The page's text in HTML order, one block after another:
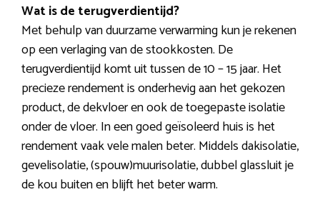
Wat is de terugverdientijd?
Met behulp van duurzame verwarming kun je rekenen
op een verlaging van de stookkosten. De
terugverdientijd komt uit tussen de 10 – 15 jaar. Het
precieze rendement is onderhevig aan het gekozen
product, de dekvloer en ook de toegepaste isolatie
onder de vloer. In een goed geïsoleerd huis is het
rendement vaak vele malen beter. Middels dakisolatie,
gevelisolatie, (spouw)muurisolatie, dubbel glassluit je
de kou buiten en blijft het beter warm.